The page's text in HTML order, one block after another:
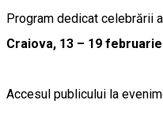
Program dedicat celebrării
Craiova, 13 – 19
Accesul publicului la